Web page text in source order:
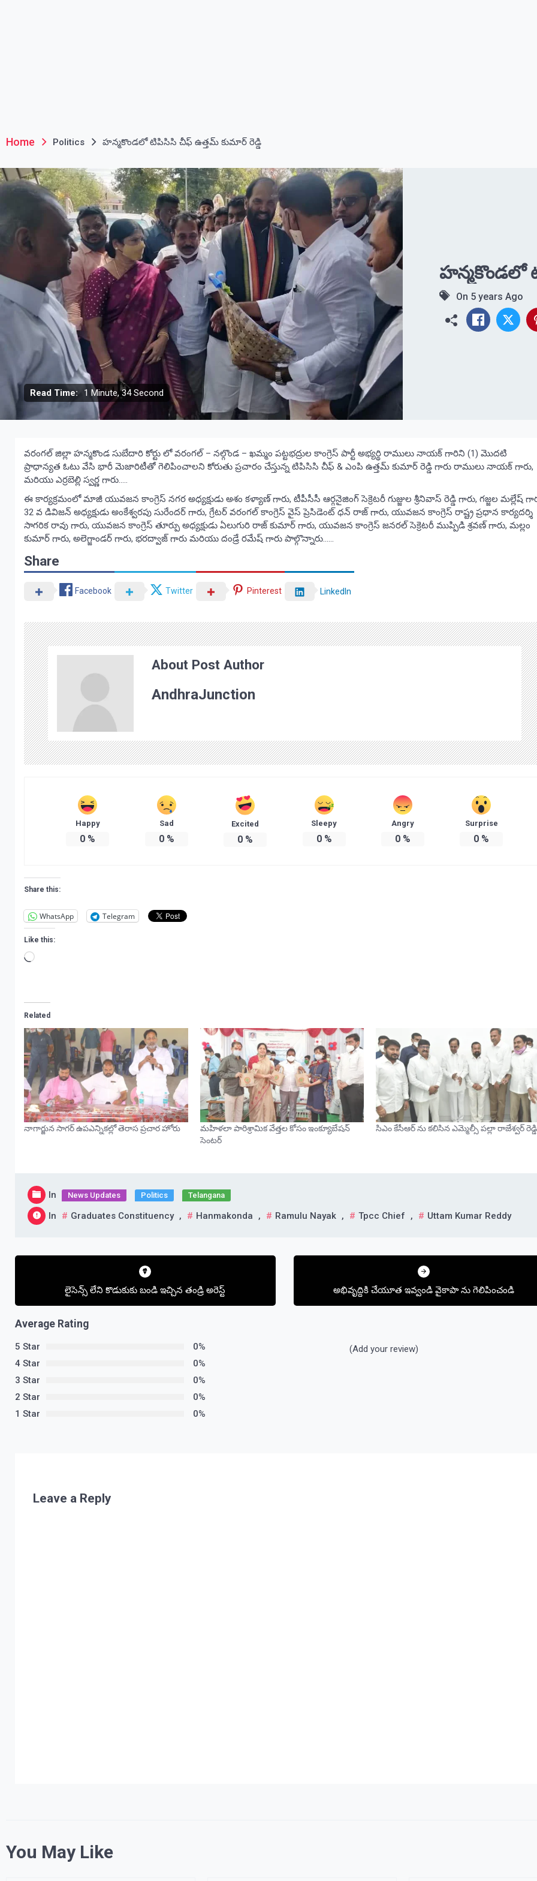
Home Politics హన్మకొండలో టిపిసిసి చీఫ్ ఉత్తమ్ కుమార్ రెడ్డి
Read Time: 1 Minute, 34 Second
హన్మకొండలో
On 5 years Ago
వరంగల్ జిల్లా హన్మకొండ సుబేదారి కోర్టు లో వరంగల్ – నల్గొండ – ఖమ్మం పట్టభద్రుల కాంగ్రెస్ పార్టీ అభ్యర్థి రాములు నాయక్ గారిని (1) మొదటి
ప్రాధాన్యత ఓటు వేసి భారీ మెజారిటీతో గెలిపించాలని కోరుతు ప్రచారం చేస్తున్న టిపిసిసి చీఫ్ & ఎంపి ఉత్తమ్ కుమార్ రెడ్డి గారు రాములు నాయక్ గారు,
మరియు ఎర్రబెల్లి స్వర్ణ గారు…..
ఈ కార్యక్రమంలో మాజీ యువజన కాంగ్రెస్ నగర అధ్యక్షుడు అశం కళ్యాణ్ గారు, టీపీసీసీ ఆర్గనైజింగ్ సెక్రెటరీ గుజ్జుల శ్రీనివాస్ రెడ్డి గారు, గజ్జల మల్లేష్
32 వ డివిజన్ అధ్యక్షుడు అంకేశ్వరపు సురేందర్ గారు, గ్రేటర్ వరంగల్ కాంగ్రెస్ వైస్ ప్రెసిడెంట్ ధన్ రాజ్ గారు, యువజన కాంగ్రెస్ రాష్ట్ర ప్రధాన కార్యదర్శి
సాగరిక రావు గారు, యువజన కాంగ్రెస్ తూర్పు అధ్యక్షుడు ఏలుగురి రాజ్ కుమార్ గారు, యువజన కాంగ్రెస్ జనరల్ సెక్రెటరీ ముప్పిడి శ్రవణ్ గారు, మల్లం
కుమార్ గారు, అలెగ్జాండర్ గారు, భరద్వాజ్ గారు మరియు దండ్రే రమేష్ గారు పాల్గొన్నారు……
Share
Facebook Twitter Pinterest LinkedIn
About Post Author
AndhraJunction
Happy
0 %
Sad
0%
Excited
0 %
Sleepy
0%
Angry
0%
Surprise
0 %
Share this:
WhatsApp Telegram
Like this:
Loading…
Related
నాగార్జున సాగర్ ఉపఎన్నికల్లో తెరాస ప్రచార హోరు
మహిళలా పారిశ్రామిక వేత్తల కోసం ఇంక్యూబేషన్
సెంటర్
సిఎం కేసీఆర్ ను కలిసిన ఎమ్మెల్సీ పల్లా రాజేశ్వర్ రెడ్డి
In News Updates Politics Telangana
In Graduates Constituency , Hanmakonda , Ramulu Nayak , Tpcc Chief , Uttam Kumar Reddy
Post
లైసెన్స్ లేని కొడుకుకు బండి ఇచ్చిన తండ్రి అరెస్ట్ అభివృద్ధికి చేయూత ఇవ్వండి వైకాపా ను గెలిపించండి
Average Rating
5 Star
0%
4 Star
0%
3 Star
0%
2 Star
0%
1 Star
0%
(Add your review)
Leave a Reply
You May Like